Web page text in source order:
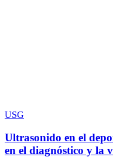
USG
Ultrasonido en el
en el diagnóstico y la